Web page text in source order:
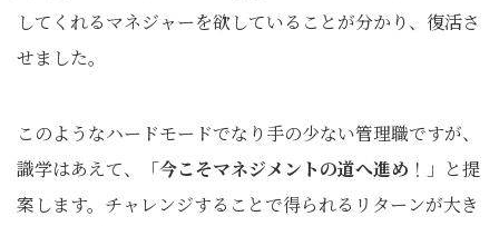
してくれるマネジャーを欲していることが分かり、復活さ
せました。
このようなハードモードでなり手の少ない管理職ですが、
識学はあえて、「今こそマネジメントの道へ進め ！」と提
案します。チャレンジすることで得られるリターンが大き